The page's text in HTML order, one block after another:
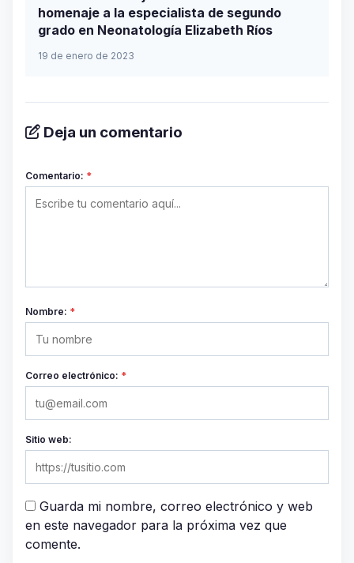
homenaje a la especialista de segundo
grado en Neonatología Elizabeth Ríos
19 de enero de 2023
Deja un comentario
Comentario: *
Nombre: *
Correo electrónico: *
Sitio web:
Guarda mi nombre, correo electrónico y web
en este navegador para la próxima vez que
comente.